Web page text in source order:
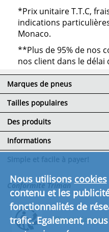
*Prix unitaire T.T.C,
indications
Monaco.
**Plus de 95% de nos
nos client dans le délai
Marques de pneus
Tailles populaires
Des produits
Informations
Conformité Triman
Cliquez ici pour
Nous utilisons cookies
contenu et les
fonctionnalités de
trafic. Egalement,